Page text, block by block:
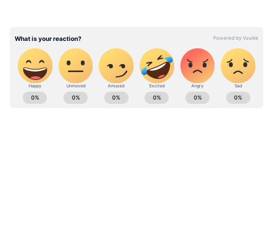
உள்ள பொட்டாசியம், நமது சிறுநீரகத்திற்கு
நன்மையை தருகிறது. இது நமது
சிறுநீரகத்தில் உள்ள செயல்பாட்டை
விரிவாக்குகிறது.
ABOUT THE AUTHOR